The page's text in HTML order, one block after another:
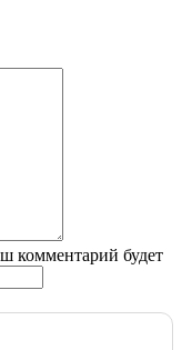
комментарий будет